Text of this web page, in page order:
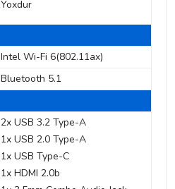
Yoxdur
Intel Wi-Fi 6(802.11ax)
Bluetooth 5.1
2x USB 3.2 Type-A
1x USB 2.0 Type-A
1x USB Type-C
1x HDMI 2.0b